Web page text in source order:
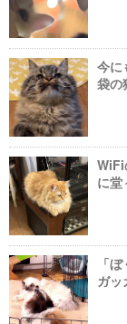
今に
袋の
WiFi
に堂
「
ガ